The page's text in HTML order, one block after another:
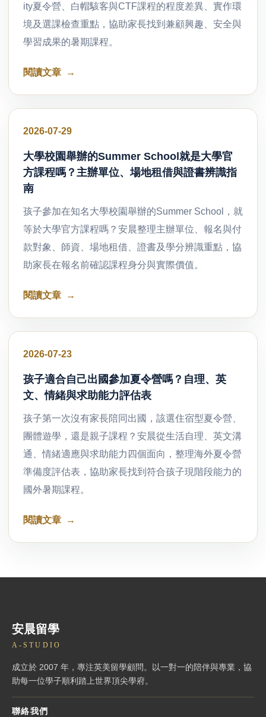
ity夏令營、白帽駭客與CTF課程的程度差異、實作環
境及選課檢查重點，協助家長找到兼顧興趣、安全與
學習成果的暑期課程。
閱讀文章
好文分享
2026-07-29
大學校園舉辦的Summer School就是大學官
方課程嗎？主辦單位、場地租借與證書辨識指
南
孩子參加在知名大學校園舉辦的Summer School，就
等於大學官方課程嗎？安晨整理主辦單位、報名與付
款對象、師資、場地租借、證書及學分辨識重點，協
助家長在報名前確認課程身分與實際價值。
閱讀文章
好文分享
2026-07-23
孩子適合自己出國參加夏令營嗎？自理、英
文、情緒與求助能力評估表
孩子第一次沒有家長陪同出國，該選住宿型夏令營、
團體遊學，還是親子課程？安晨從生活自理、英文溝
通、情緒適應與求助能力四個面向，整理海外夏令營
準備度評估表，協助家長找到符合孩子現階段能力的
國外暑期課程。
閱讀文章
安晨留學
A-STUDIO
成立於 2007 年，專注英美留學顧問。以一對一的陪伴與專業，協
助每一位學子順利踏上世界頂尖學府。
聯絡我們